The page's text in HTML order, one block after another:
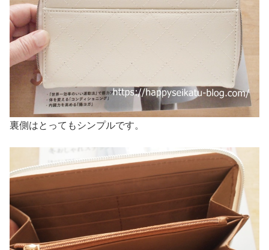
裏側はとってもシンプルです。